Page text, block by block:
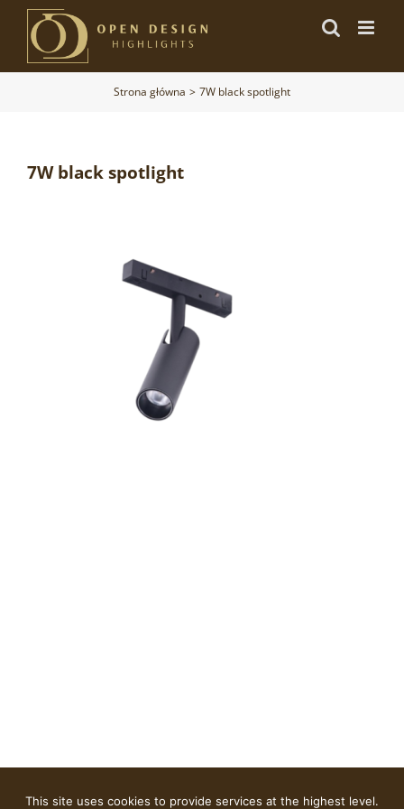
Przejdź
zawartości
Strona główna 7W black spotlight
7W black spotlight
This site uses cookies to provide services at the highest level.